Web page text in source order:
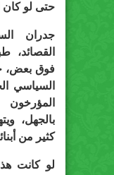
حتى لو كان
جدران
القصائد،
فوق بعض،
السياسي
المؤرخون
بالجهل،
كثير من
لو كانت